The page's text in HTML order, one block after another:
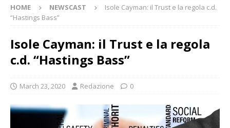
HOME NEWSCAST
Isole Cayman: il Trust e la regola c.d.
“Hastings Bass”
Isole Cayman: il Trust e la regola
c.d. “Hastings Bass”
March 23, 2020 Redazione 0